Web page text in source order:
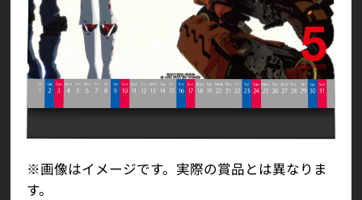
※画像はイメージです。実際の賞品とは異なりま
す。